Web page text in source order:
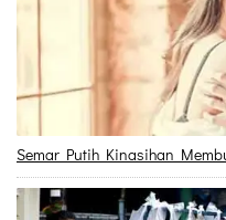
Semar Putih Kinasihan